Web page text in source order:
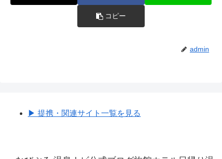
コピー
admin
▶︎ 提携・関連サイト一覧を見る